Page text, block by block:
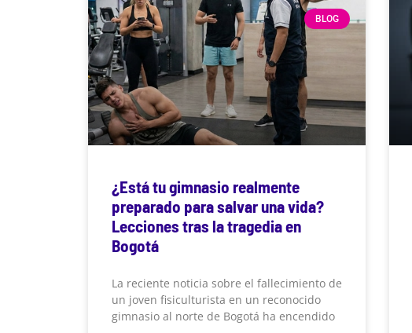
BLOG
¿Está tu gimnasio realmente
preparado para salvar una vida?
Lecciones tras la tragedia en
Bogotá
La reciente noticia sobre el fallecimiento de
un joven fisiculturista en un reconocido
gimnasio al norte de Bogotá ha encendido